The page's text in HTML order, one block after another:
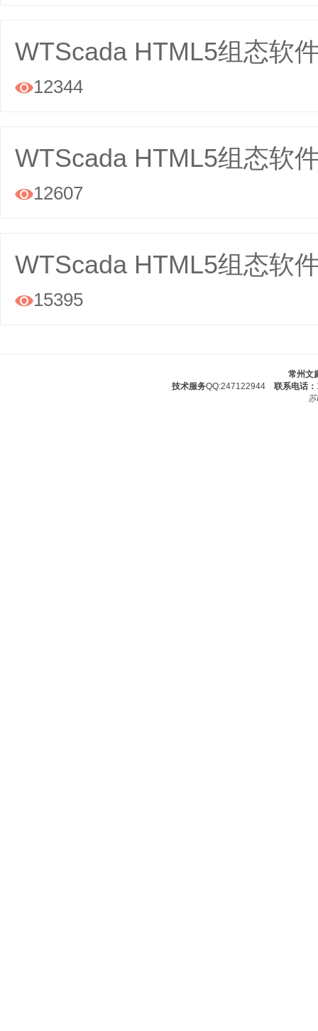
WTScada HTML5组态软
12344
WTScada HTML5组态软
12607
WTScada HTML5组态软
15395
常州文
技术服务QQ:247122944 联系电话：